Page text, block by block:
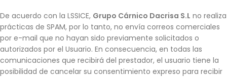
De acuerdo con la LSSICE, Grupo Cárnico Dacrisa S.L no realiza
prácticas de SPAM, por lo tanto, no envía correos comerciales
por e-mail que no hayan sido previamente solicitados o
autorizados por el Usuario. En consecuencia, en todas las
comunicaciones que recibirá del prestador, el usuario tiene la
posibilidad de cancelar su consentimiento expreso para recibir